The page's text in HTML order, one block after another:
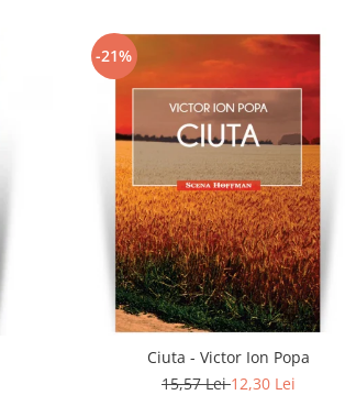
-21%
Ciuta - Victor Ion Popa
15,57 Lei12,30 Lei